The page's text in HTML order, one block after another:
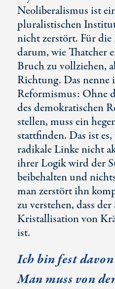
Neoliberalismus ist
pluralistischen
nicht zerstört. Für die
darum, wie Thatcher
Bruch zu vollziehen,
Richtung. Das nenne
Reformismus: Ohne
des demokratischen
stellen, muss ein
stattfinden. Das ist
radikale Linke nicht
ihrer Logik wird der
beibehalten und
man zerstört ihn
zu verstehen, dass
Kristallisation von
ist.
Ich bin fest
Man muss von